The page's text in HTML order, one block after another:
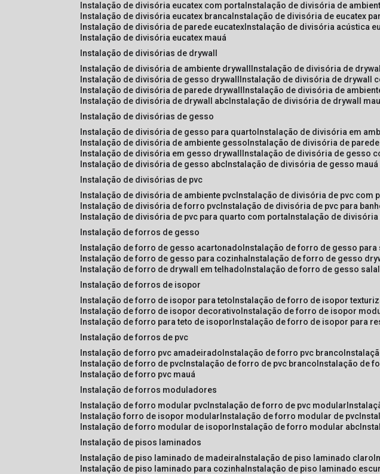
instalação de divisória eucatex com porta instalação de divisória de
instalação de divisória eucatex branca instalação de divisória de eucatex
instalação de divisória de parede eucatex instalação de divisória acústica
instalação de divisória eucatex mauá
instalação de divisórias de drywall
instalação de divisória de ambiente drywall
instalação de divisória de
instalação de divisória de gesso drywall
instalação de divisória de drywall
instalação de divisória de parede drywall
instalação de divisória de
instalação de divisória de drywall abc instalação de divisória de drywall
instalação de divisórias de gesso
instalação de divisória de gesso para quarto instalação de divisória em
instalação de divisória de ambiente gesso instalação de divisória de
instalação de divisória em gesso drywall
instalação de divisória de gesso
instalação de divisória de gesso abc instalação de divisória de gesso mauá
instalação de divisórias de pvc
instalação de divisória de ambiente pvc instalação de divisória de pvc com
instalação de divisória de forro pvc instalação de divisória de pvc para
instalação de divisória de pvc para quarto com porta instalação de
instalação de forros de gesso
instalação de forro de gesso acartonado instalação de forro de gesso para
instalação de forro de gesso para cozinha instalação de forro de gesso
instalação de forro de drywall em telhado instalação de forro de gesso sala
instalação de forros de isopor
instalação de forro de isopor para teto instalação de forro de isopor
instalação de forro de isopor decorativo instalação de forro de isopor
instalação de forro para teto de isopor instalação de forro de isopor para
instalação de forros de pvc
instalação de forro pvc amadeirado instalação de forro pvc branco
instalação de forro de pvc instalação de forro de pvc branco instalação de
instalação de forro pvc mauá
instalação de forros moduladores
instalação de forro modular pvc instalação de forro de pvc modular
instalação forro de isopor modular instalação de forro modular de pvc
instalação de forro modular de isopor instalação de forro modular abc
instalação de pisos laminados
instalação de piso laminado de madeira instalação de piso laminado claro
instalação de piso laminado para cozinha instalação de piso laminado